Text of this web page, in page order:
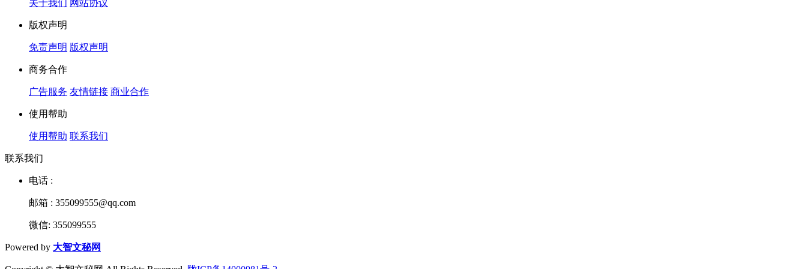
关于我们 网站协议
版权声明
免责声明 版权声明
商务合作
广告服务 友情链接 商业合作
使用帮助
使用帮助 联系我们
联系我们
电话 :
邮箱 : 355099555@qq.com
微信: 355099555
Powered by 大智文秘网